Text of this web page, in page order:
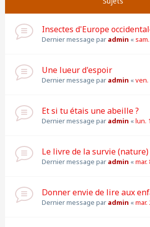
Insectes d'Europe
Dernier message par admin «
Une lueur d'espoir
Dernier message par admin «ven.
Et si tu étais une abeille ?
Dernier message par admin «lun.
Le livre de la survie (nature)
Dernier message par admin «mar.
Donner envie de lire aux
Dernier message par admin «mar.